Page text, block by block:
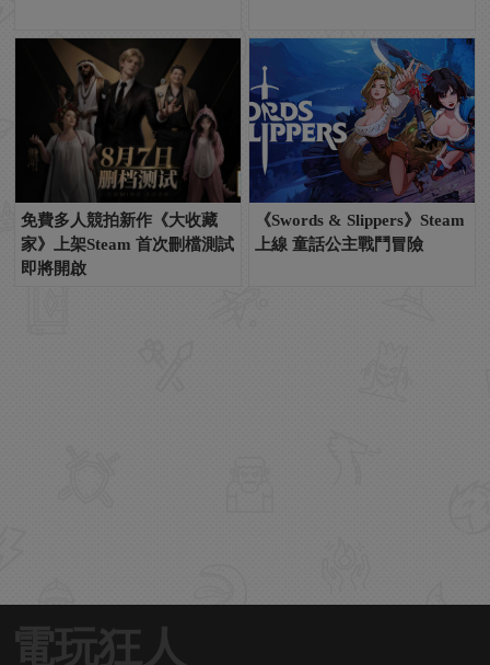
免費多人競拍新作《大收藏
家》上架Steam 首次刪檔測試
即將開啟
《Swords & Slippers》Steam
上線 童話公主戰鬥冒險
電玩狂人